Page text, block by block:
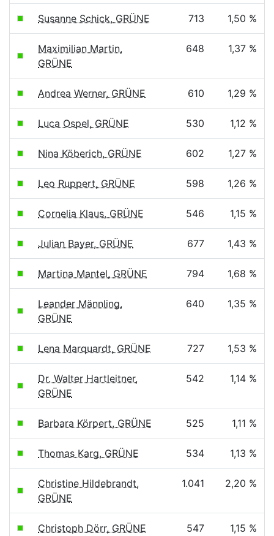
Susanne Schick, GRÜNE 713 1,50 %
Maximilian Martin,
GRÜNE
648 1,37 %
Andrea Werner, GRÜNE 610 1,29 %
Luca Ospel, GRÜNE 530 1,12 %
Nina Köberich, GRÜNE 602 1,27 %
Leo Ruppert, GRÜNE 598 1,26 %
Cornelia Klaus, GRÜNE 546 1,15 %
Julian Bayer, GRÜNE 677 1,43 %
Martina Mantel, GRÜNE 794 1,68 %
Leander Männling,
GRÜNE
640 1,35 %
Lena Marquardt, GRÜNE 727 1,53 %
Dr. Walter Hartleitner,
GRÜNE
542 1,14 %
Barbara Körpert, GRÜNE 525 1,11 %
Thomas Karg, GRÜNE 534 1,13 %
Christine Hildebrandt,
GRÜNE
1.041 2,20 %
Christoph Dörr, GRÜNE 547 1,15 %